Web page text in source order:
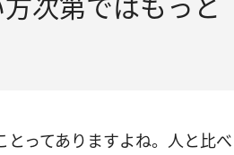
とってありますよね。人と比べ